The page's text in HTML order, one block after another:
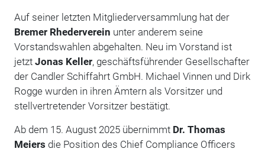
Auf seiner letzten Mitgliederversammlung hat der
Bremer Rhederverein unter anderem seine
Vorstandswahlen abgehalten. Neu im Vorstand ist
jetzt Jonas Keller, geschäftsführender Gesellschafter
der Candler Schiffahrt GmbH. Michael Vinnen und Dirk
Rogge wurden in ihren Ämtern als Vorsitzer und
stellvertretender Vorsitzer bestätigt.
Ab dem 15. August 2025 übernimmt Dr. Thomas
Meiers die Position des Chief Compliance Officers